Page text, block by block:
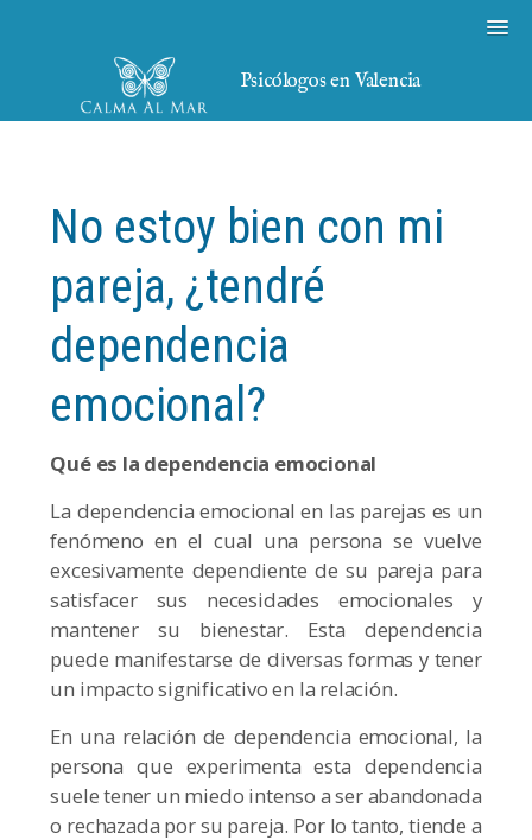
Psicólogos en Valencia
No estoy bien con mi
pareja, ¿tendré
dependencia
emocional?
Qué es la dependencia emocional
La dependencia emocional en las parejas es un
fenómeno en el cual una persona se vuelve
excesivamente dependiente de su pareja para
satisfacer sus necesidades emocionales y
mantener su bienestar. Esta dependencia
puede manifestarse de diversas formas y tener
un impacto significativo en la relación.
En una relación de dependencia emocional, la
persona que experimenta esta dependencia
suele tener un miedo intenso a ser abandonada
o rechazada por su pareja. Por lo tanto, tiende a